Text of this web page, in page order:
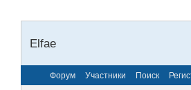
Elfae
Форум Участники Поиск